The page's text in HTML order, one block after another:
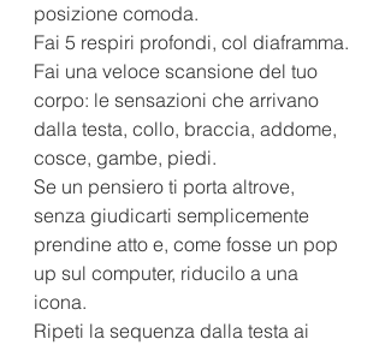
posizione comoda.
Fai 5 respiri profondi, col diaframma.
Fai una veloce scansione del tuo
corpo: le sensazioni che arrivano
dalla testa, collo, braccia, addome,
cosce, gambe, piedi.
Se un pensiero ti porta altrove,
senza giudicarti semplicemente
prendine atto e, come fosse un pop
up sul computer, riducilo a una
icona.
Ripeti la sequenza dalla testa ai